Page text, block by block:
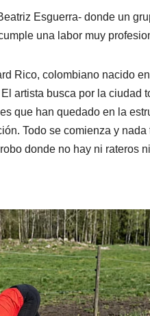
Esguerra- donde un
una labor muy
Rico, colombiano nacido
artista busca por la ciudad
que han quedado en la
Todo se comienza y
donde no hay ni rateros